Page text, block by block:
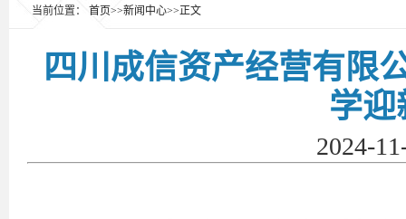
当前位置： 首页>>新闻中心>>正文
四川成信资产经营有限
学迎
2024-